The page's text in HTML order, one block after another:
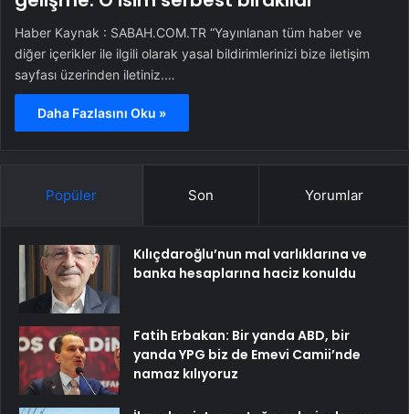
Haber Kaynak : SABAH.COM.TR “Yayınlanan tüm haber ve
diğer içerikler ile ilgili olarak yasal bildirimlerinizi bize iletişim
sayfası üzerinden iletiniz.…
Daha Fazlasını Oku »
Popüler Son Yorumlar
Kılıçdaroğlu’nun mal varlıklarına ve
banka hesaplarına haciz konuldu
Fatih Erbakan: Bir yanda ABD, bir
yanda YPG biz de Emevi Camii’nde
namaz kılıyoruz